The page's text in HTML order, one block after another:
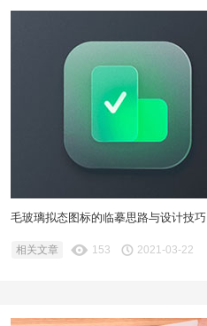
毛玻璃拟态图标的临摹思路与设计技巧
相关文章 153 2021-03-22